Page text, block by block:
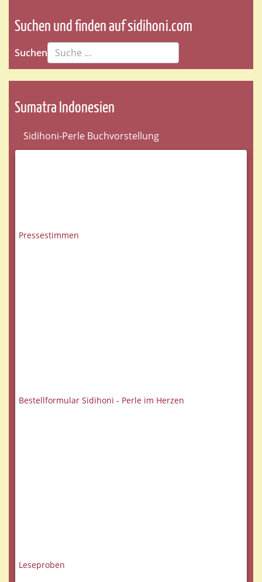
Suchen und finden auf sidihoni.com
Suchen
Sumatra Indonesien
Sidihoni-Perle Buchvorstellung
Pressestimmen
Bestellformular Sidihoni - Perle im Herzen
Leseproben